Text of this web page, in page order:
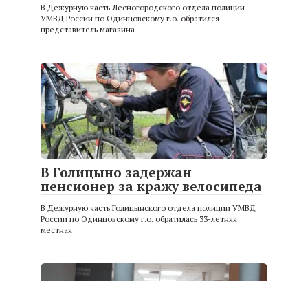
В Дежурную часть Лесногородского отдела полиции
УМВД России по Одинцовскому г.о. обратился
представитель магазина
В Голицыно задержан
пенсионер за кражу велосипеда
В Дежурную часть Голицынского отдела полиции УМВД
России по Одинцовскому г.о. обратилась 33-летняя
местная